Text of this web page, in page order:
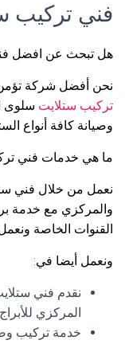
فني تركيب
هل تبحث عن افضل
نحن أفضل شركة
تركيب ستلايت سلوى
وصيانة كافة أنواع
ما هي خدمات فني
نعمل من خلال فني
والمركزي مع خدمة
القنوات الخاصة
ونعمل أيضا في:
نقدم فني
المركزي
خدمة تركيب